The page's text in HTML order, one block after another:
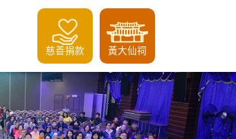
慈善捐款 黃大仙祠